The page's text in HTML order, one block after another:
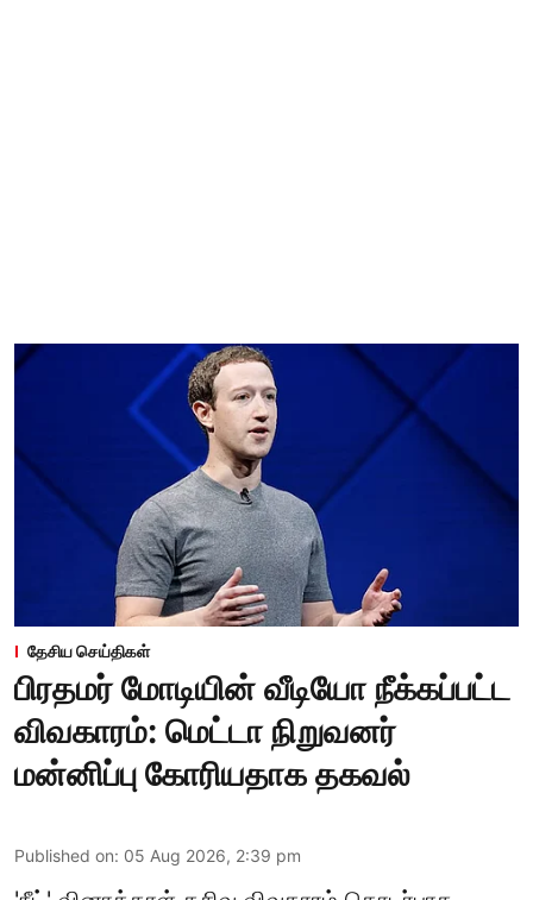
தேசிய செய்திகள்
பிரதமர் மோடியின் வீடியோ நீக்கப்பட்ட
விவகாரம்: மெட்டா நிறுவனர்
மன்னிப்பு கோரியதாக தகவல்
Published on: 05 Aug 2026, 2:39 pm